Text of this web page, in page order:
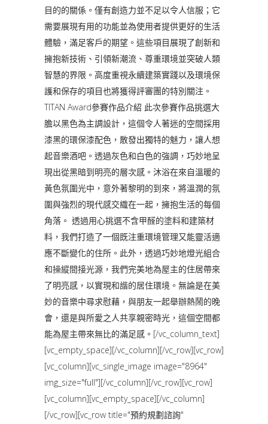
目的的關係。僅有創造力並不足以令人信服；它
需要展現有用的功能並為使用者提供更好的生活
體驗，滿足客戶的期望。這些項目展現了創新和
擁抱新技術、引領新潮流、尊重環境並突破人類
智慧的界限。高度重視永續建築實踐以及環境保
護和保存的項目也將獲得評審團的特別關注。
TITAN Award參賽作品介紹 此次參賽作品挑選大
膽以黑色為主調設計，這個令人著迷的空間採用
漆黑的環保漆配色，散發出獨特的魅力，讓人想
起音樂酒吧。透過灰色和白色的強調，巧妙地呈
現出從黑暗到明亮的層次感。沐浴在來自溫暖的
黃色氛圍光中，意外著黎明的到來，將溫潤的氛
圍與強烈的現代感交織在一起，擁抱生活的每個
角落。 透過用心挑選不含甲醛的塗料和建築材
料，我們打造了一個既注重環境管理又能靈活適
應不斷變化的住所。此外，透過巧妙地燈光組合
和操縱間接光源，我們完美地為屋主的住居帶來
了明亮感，以實現和諧的居住環境。無論是在美
妙的音樂中尋求慰藉，與朋友一起舉辦熱鬧的晚
會，還是與所愛之人共享親密時光，這個空間都
能為屋主帶來無比的滿足感。[/vc_column_text]
[vc_empty_space][/vc_column][/vc_row][vc_row]
[vc_column][vc_single_image image="8964"
img_size="full"][/vc_column][/vc_row][vc_row]
[vc_column][vc_empty_space][/vc_column]
[/vc_row][vc_row title="預約規劃諮詢"